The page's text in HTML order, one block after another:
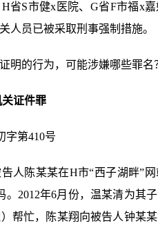
省S市健x医院、G省F市福x
人员已被采取刑事强制措施。
明的行为，可能涉嫌哪些罪名
证件罪
字第410号
告人陈某某在H市“西子湖畔”
。2012年6月份，温某清为其
帮忙，陈某翔向被告人钟某